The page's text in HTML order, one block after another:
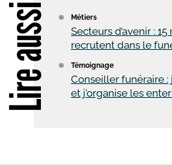
Métiers
Secteurs d’avenir :
recrutent dans le
Témoignage
Conseiller funéraire
et j'organise les